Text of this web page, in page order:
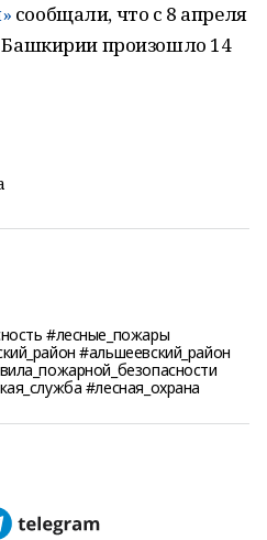
сообщали, что с 8 апреля
Башкирии произошло 14
#лесные_пожары
#альшеевский_район
#лесная_охрана